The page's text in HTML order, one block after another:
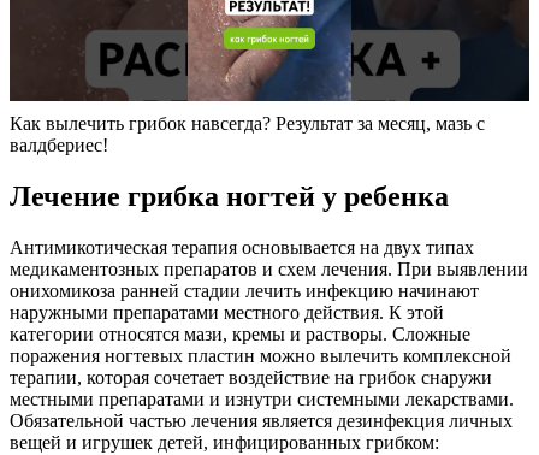
Как вылечить грибок навсегда? Результат за месяц, мазь с
валдбериес!
Лечение грибка ногтей у ребенка
Антимикотическая терапия основывается на двух типах
медикаментозных препаратов и схем лечения. При выявлении
онихомикоза ранней стадии лечить инфекцию начинают
наружными препаратами местного действия. К этой
категории относятся мази, кремы и растворы. Сложные
поражения ногтевых пластин можно вылечить комплексной
терапии, которая сочетает воздействие на грибок снаружи
местными препаратами и изнутри системными лекарствами.
Обязательной частью лечения является дезинфекция личных
вещей и игрушек детей, инфицированных грибком: